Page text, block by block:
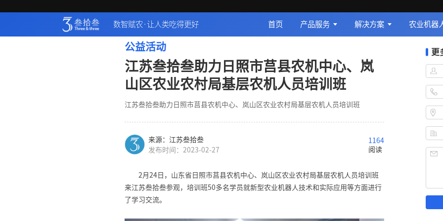
数智赋农·让人类吃得更好 首页 产品服务 解决方案 农业机器
公益活动
江苏叁拾叁助力日照市莒县农机中心、岚
山区农业农村局基层农机人员培训班
江苏叁拾叁助力日照市莒县农机中心、岚山区农业农村局基层农机人员培训班
来源：江苏叁拾叁
发布时间：2023-02-27
1164
阅读
2月24日，山东省日照市莒县农机中心、岚山区农业农村局基层农机人员培训班
来江苏叁拾叁参观，培训班50多名学员就新型农业机器人技术和实际应用等方面进行
了学习交流。
更